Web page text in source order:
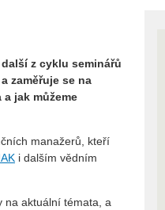
z cyklu seminářů
zaměřuje se na
jak můžeme
manažerů, kteří
i dalším vědním
na aktuální témata, a